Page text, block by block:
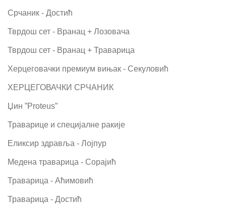
Срчаник - Достић
Тврдош сет - Вранац + Лозовача
Тврдош сет - Вранац + Траварица
Херцеговачки премиум вињак - Секуловић
ХЕРЦЕГОВАЧКИ СРЧАНИК
Џин ”Proteus”
Траварице и специјалне ракије
Еликсир здравља - Лојпур
Медена траварица - Сорајић
Траварица - Аћимовић
Траварица - Достић